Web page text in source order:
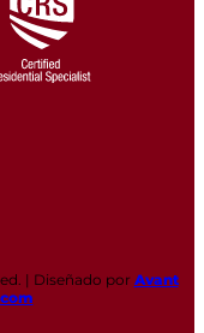
| Diseñado por Avant